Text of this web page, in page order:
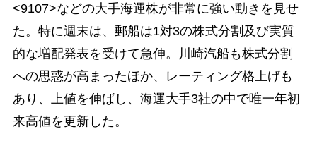
<9107>などの大手海運株が非常に強い動きを見せ
た。特に週末は、郵船は1対3の株式分割及び実質
的な増配発表を受けて急伸。川崎汽船も株式分割
への思惑が高まったほか、レーティング格上げも
あり、上値を伸ばし、海運大手3社の中で唯一年初
来高値を更新した。